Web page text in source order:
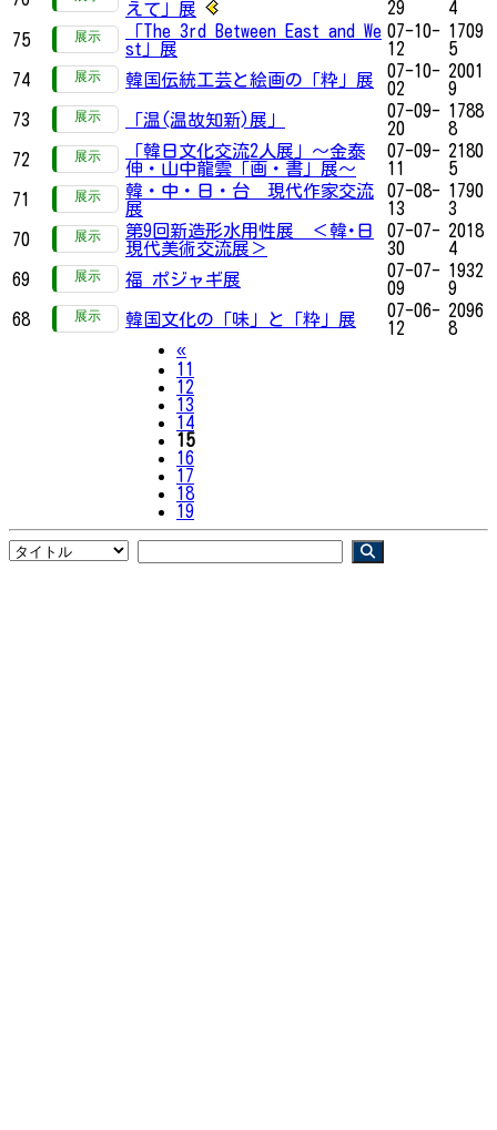
えて」展
29
4
75
「The 3rd Between East and We
st」展
07-10-
12
1709
5
74
韓国伝統工芸と絵画の「粋」展
07-10-
02
2001
9
73
「温(温故知新)展」
07-09-
20
1788
8
72
「韓日文化交流2人展」～金泰
伸・山中龍雲「画・書」展～
07-09-
11
2180
5
71
韓・中・日・台 現代作家交流
展
07-08-
13
1790
3
70
第9回新造形水用性展 ＜韓･日
現代美術交流展＞
07-07-
30
2018
4
69
福 ポジャギ展
07-07-
09
1932
9
68
韓国文化の「味」と「粋」展
07-06-
12
2096
8
«Previous
11
12
13
14
15
16
17
18
19